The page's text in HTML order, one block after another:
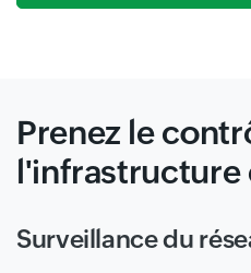
Prenez le
l'infrastructure
Surveillance du